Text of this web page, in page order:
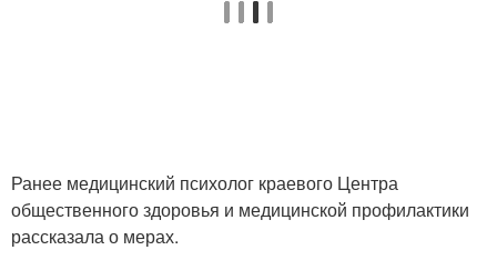
Ранее медицинский психолог краевого Центра
общественного здоровья и медицинской профилактики
рассказала о мерах.